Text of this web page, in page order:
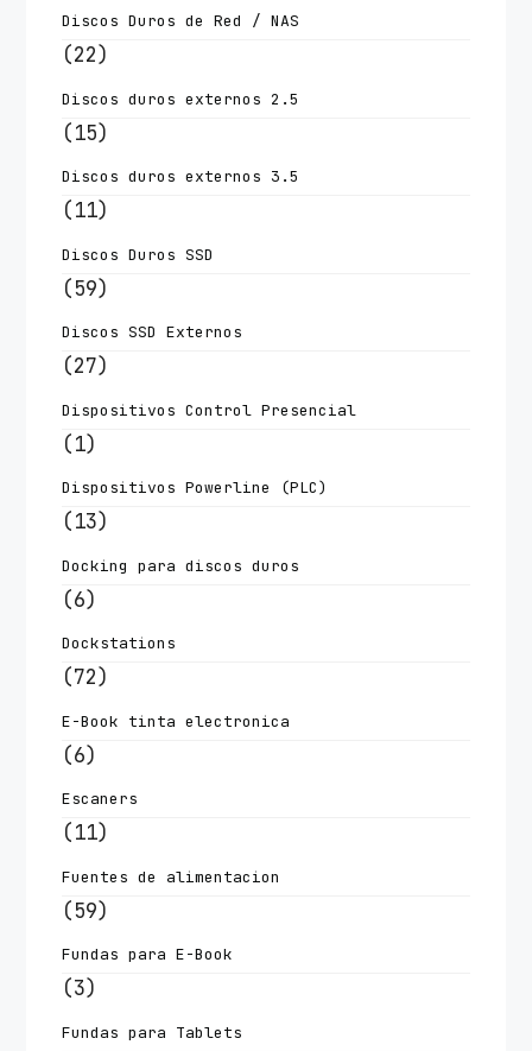
Discos Duros de Red / NAS
(22)
Discos duros externos 2.5
(15)
Discos duros externos 3.5
(11)
Discos Duros SSD
(59)
Discos SSD Externos
(27)
Dispositivos Control Presencial
(1)
Dispositivos Powerline (PLC)
(13)
Docking para discos duros
(6)
Dockstations
(72)
E-Book tinta electronica
(6)
Escaners
(11)
Fuentes de alimentacion
(59)
Fundas para E-Book
(3)
Fundas para Tablets